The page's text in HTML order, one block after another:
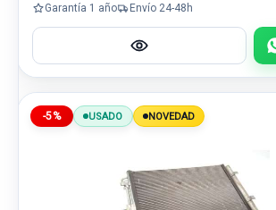
Garantía 1 año Envío 24-48h
-5% USADO NOVEDAD